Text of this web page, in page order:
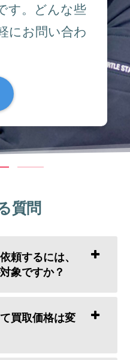
す。どんな些
にお問い合わ
質問
頼するには、
象ですか？
買取価格は変